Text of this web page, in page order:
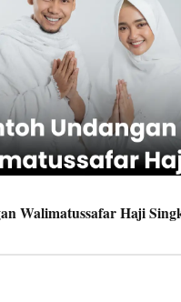
Walimatussafar Haji